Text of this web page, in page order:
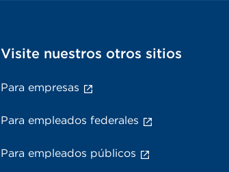
Visite nuestros otros sitios
Para empresas
Para empleados federales
Para empleados públicos